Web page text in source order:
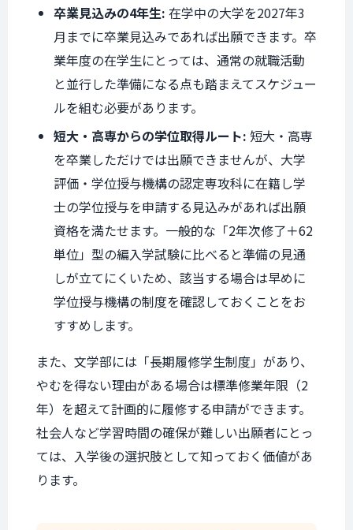
卒業見込みの4年生: 在学中の大学を2027年3
月までに卒業見込みであれば出願できます。卒
業年度の在学生にとっては、通常の就職活動
と並行した準備になる点も踏まえてスケジュー
ルを組む必要があります。
短大・高専からの学位取得ルート: 短大・高専
を卒業しただけでは出願できませんが、大学
評価・学位授与機構の認定専攻科に在籍し学
士の学位授与を申請する見込みがあれば出願
資格を満たせます。一般的な「2年次修了＋62
単位」型の編入学試験に比べると準備の見通
しが立てにくいため、該当する場合は早めに
学位授与機構の制度を確認しておくことをお
すすめします。
また、文学部には「長期履修学生制度」があり、
やむを得ない理由がある場合は標準修業年限（2
年）を超えて計画的に履修する申請ができます。
社会人など学習時間の確保が難しい出願者にとっ
ては、入学後の選択肢として知っておく価値があ
ります。